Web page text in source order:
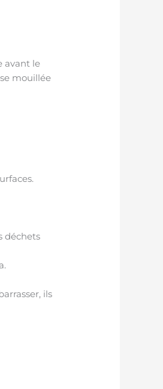
avant le
mouillée
déchets
ils